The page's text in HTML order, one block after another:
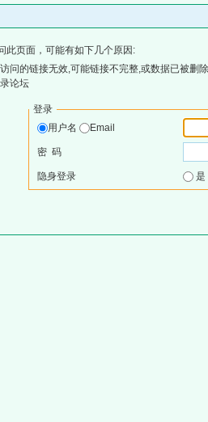
此页面，可能有如下几个原因:
问的链接无效,可能链接不完整,或数据已被删
论坛
登录
用户名
Email
密 码
隐身登录